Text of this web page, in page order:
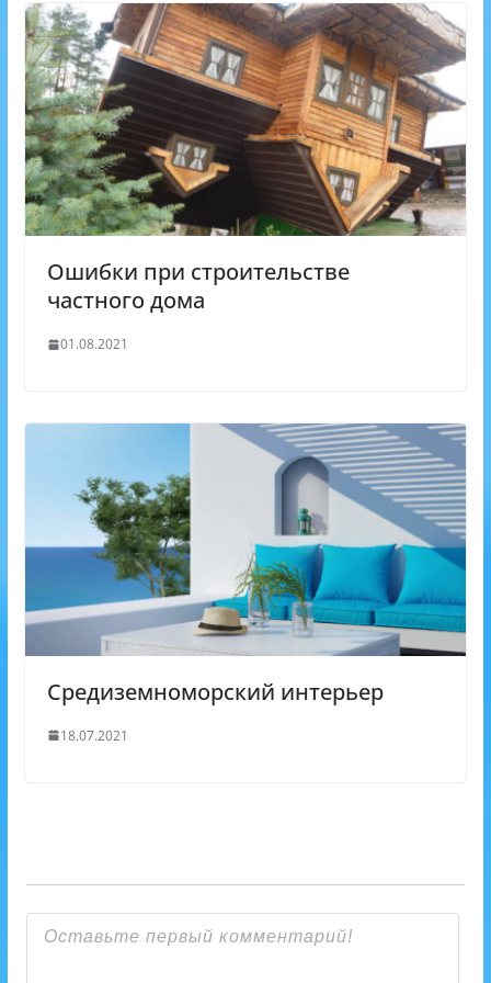
Ошибки при строительстве
частного дома
01.08.2021
Средиземноморский интерьер
18.07.2021